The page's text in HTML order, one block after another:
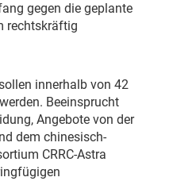
gegen die geplante
rechtskräftig
innerhalb von 42
Beeinsprucht
Angebote von der
dem chinesisch-
CRRC-Astra